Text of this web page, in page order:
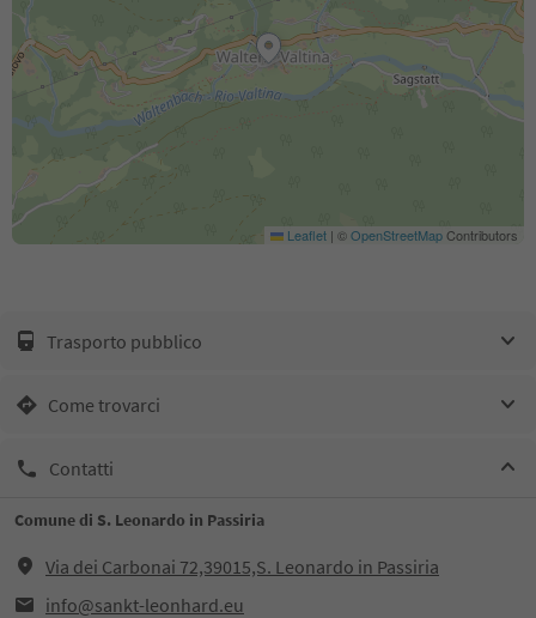
Leaflet | ©OpenStreetMapContributors
Trasporto pubblico
Come trovarci
Contatti
Comune di S. Leonardo in Passiria
Via dei Carbonai 72,39015,S. Leonardo in Passiria
info@sankt-leonhard.eu